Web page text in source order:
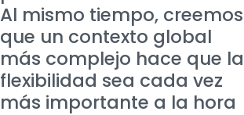
Al mismo tiempo, creemos
que un contexto global
más complejo hace que la
flexibilidad sea cada vez
más importante a la hora